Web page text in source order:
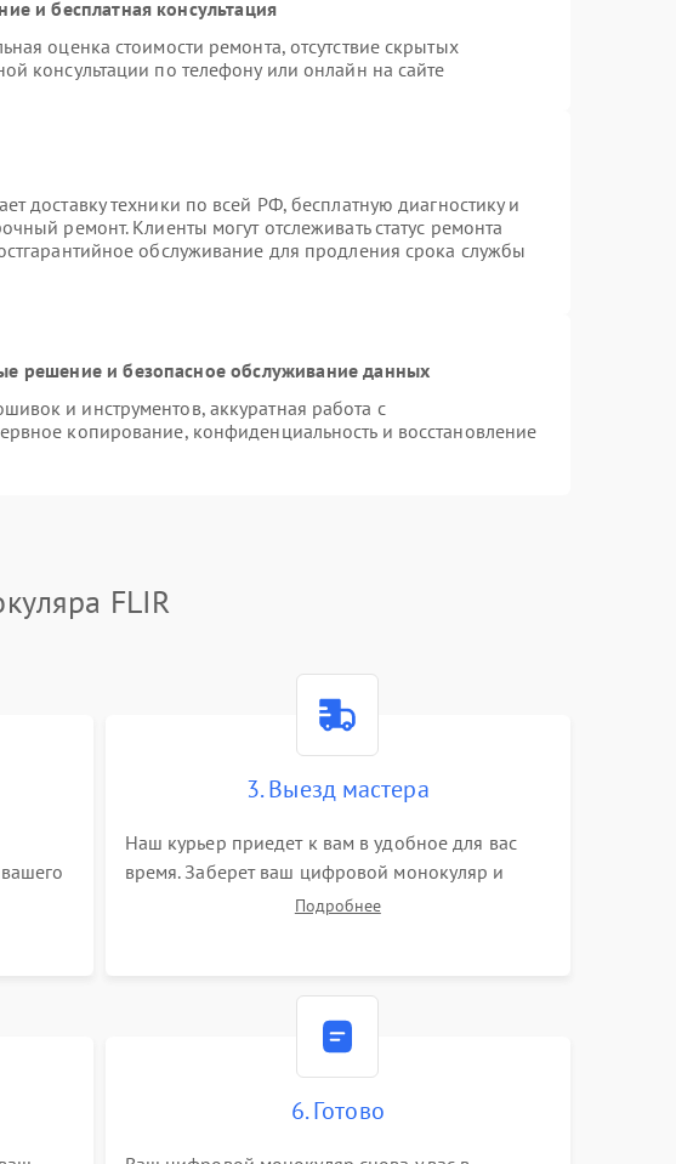
и бесплатная консультация
оценка стоимости ремонта, отсутствие скрытых
консультации по телефону или онлайн на сайте
доставку техники по всей РФ, бесплатную диагностику и
ремонт. Клиенты могут отслеживать статус ремонта
обслуживание для продления срока службы
решение и безопасное обслуживание данных
и инструментов, аккуратная работа с
копирование, конфиденциальность и восстановление
FLIR
все
3. Выезд мастера
Наш курьер приедет к вам в удобное для вас
время. Заберет ваш цифровой монокуляр и
привезет на склад для диагностики.
Подробнее
6. Готово